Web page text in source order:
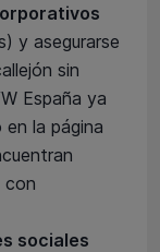
y asegurarse
sin
España ya
la página
con
sociales